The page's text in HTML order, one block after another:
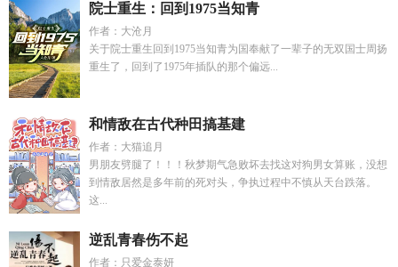
院士重生：回到1975当知青
作者：大沧月
关于院士重生回到1975当知青为国奉献了一辈子的无双国士周扬
重生了，回到了1975年插队的那个偏远...
和情敌在古代种田搞基建
作者：大猫追月
男朋友劈腿了！！！秋梦期气急败坏去找这对狗男女算账，没想
到情敌居然是多年前的死对头，争执过程中不慎从天台跌落。
这...
逆乱青春伤不起
作者：只爱金泰妍